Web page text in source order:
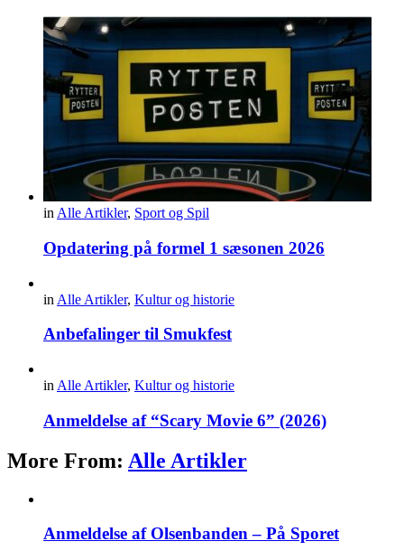
in Alle Artikler, Sport og Spil
Opdatering på formel 1 sæsonen 2026
in Alle Artikler, Kultur og historie
Anbefalinger til Smukfest
in Alle Artikler, Kultur og historie
Anmeldelse af “Scary Movie 6” (2026)
More From: Alle Artikler
Anmeldelse af Olsenbanden – På Sporet